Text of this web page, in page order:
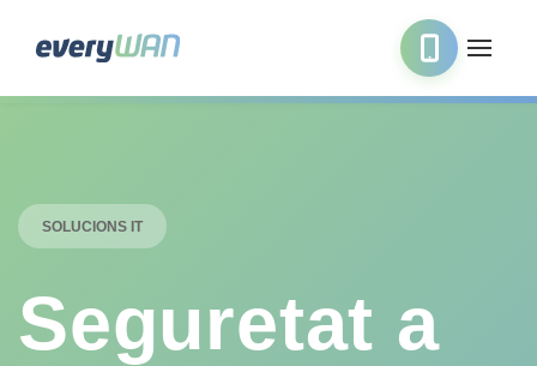
SOLUCIONS IT
Seguretat a